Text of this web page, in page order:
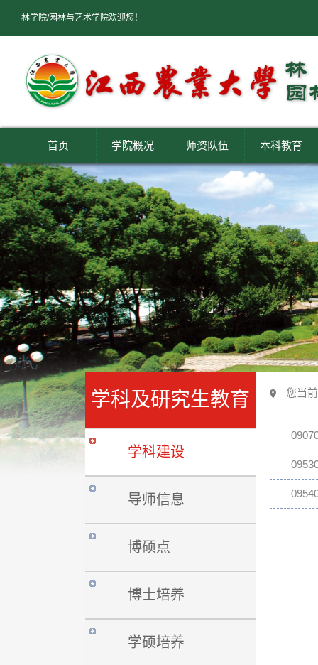
林学院/园林与艺术学院欢迎您！
首页 学院概况 师资队伍 本科教育
学科及研究生教育
学科建设
导师信息
博硕点
博士培养
学硕培养
您当